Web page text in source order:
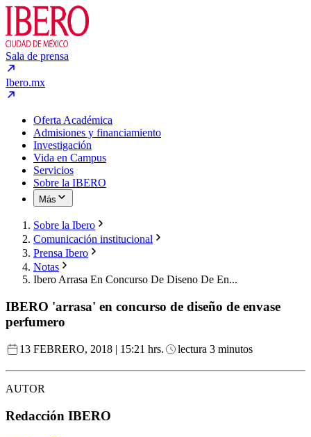
Sala de prensa
Ibero.mx
Oferta Académica
Admisiones y financiamiento
Investigación
Vida en Campus
Servicios
Sobre la IBERO
Más
Sobre la Ibero
Comunicación institucional
Prensa Ibero
Notas
Ibero Arrasa En Concurso De Diseno De En...
IBERO 'arrasa' en concurso de diseño de envase
perfumero
13 FEBRERO, 2018 | 15:21 hrs. lectura 3 minutos
AUTOR
Redacción IBERO